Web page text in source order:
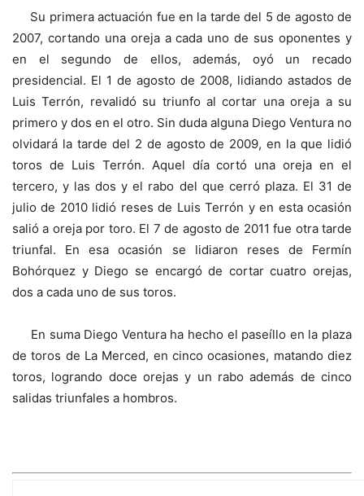
Su primera actuación fue en la tarde del 5 de agosto de
2007, cortando una oreja a cada uno de sus oponentes y
en el segundo de ellos, además, oyó un recado
presidencial. El 1 de agosto de 2008, lidiando astados de
Luis Terrón, revalidó su triunfo al cortar una oreja a su
primero y dos en el otro. Sin duda alguna Diego Ventura no
olvidará la tarde del 2 de agosto de 2009, en la que lidió
toros de Luis Terrón. Aquel día cortó una oreja en el
tercero, y las dos y el rabo del que cerró plaza. El 31 de
julio de 2010 lidió reses de Luis Terrón y en esta ocasión
salió a oreja por toro. El 7 de agosto de 2011 fue otra tarde
triunfal. En esa ocasión se lidiaron reses de Fermín
Bohórquez y Diego se encargó de cortar cuatro orejas,
dos a cada uno de sus toros.
En suma Diego Ventura ha hecho el paseíllo en la plaza
de toros de La Merced, en cinco ocasiones, matando diez
toros, logrando doce orejas y un rabo además de cinco
salidas triunfales a hombros.